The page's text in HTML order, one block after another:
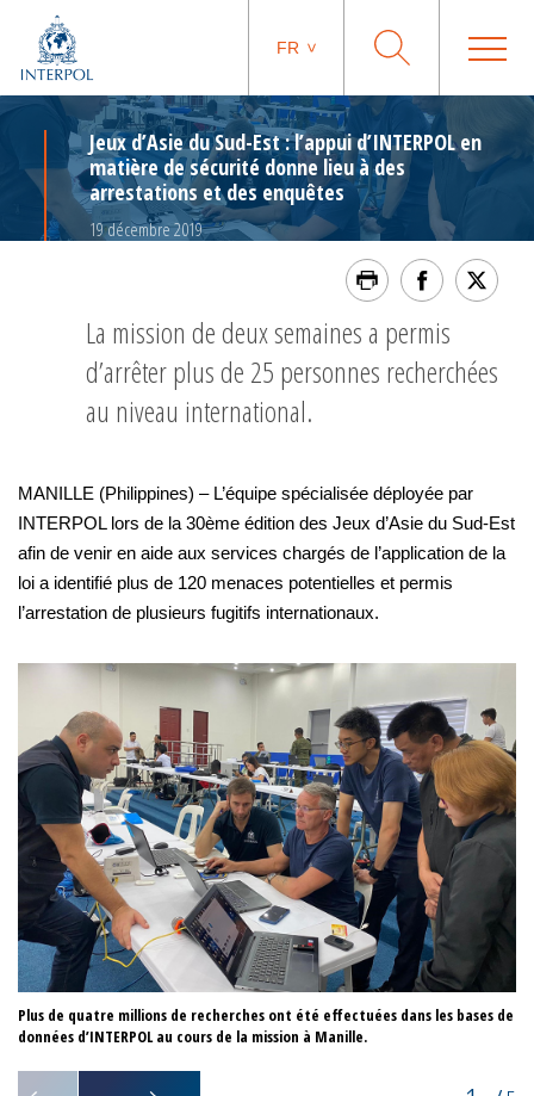
FR
Jeux d’Asie du Sud-Est : l’appui d’INTERPOL en
matière de sécurité donne lieu à des
arrestations et des enquêtes
19 décembre 2019
La mission de deux semaines a permis
d’arrêter plus de 25 personnes recherchées
au niveau international.
MANILLE (Philippines) – L’équipe spécialisée déployée par
INTERPOL lors de la 30ème édition des Jeux d’Asie du Sud-Est
afin de venir en aide aux services chargés de l’application de la
loi a identifié plus de 120 menaces potentielles et permis
l’arrestation de plusieurs fugitifs internationaux.
Plus de quatre millions de recherches ont été effectuées dans les bases de
données d’INTERPOL au cours de la mission à Manille.